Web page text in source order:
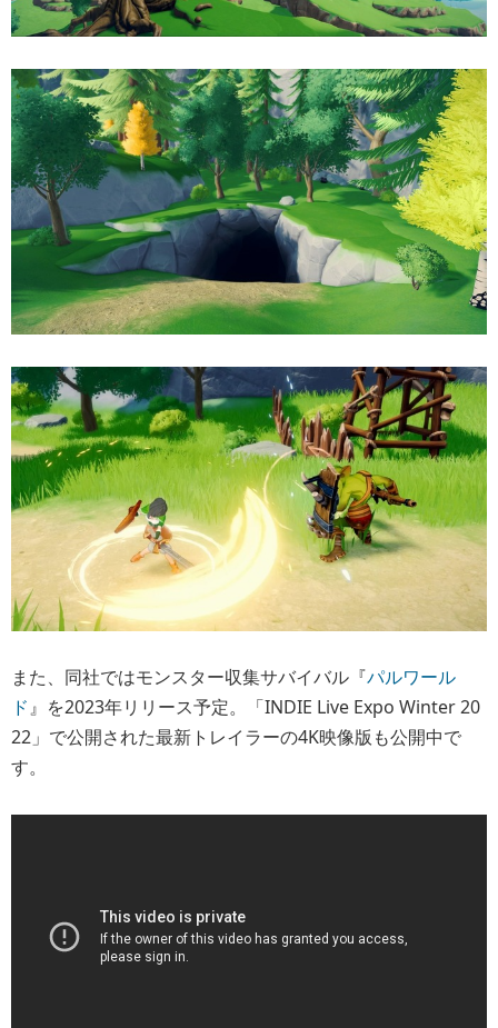
また、同社ではモンスター収集サバイバル『パルワール
ド』を2023年リリース予定。「INDIE Live Expo Winter 20
22」で公開された最新トレイラーの4K映像版も公開中で
す。